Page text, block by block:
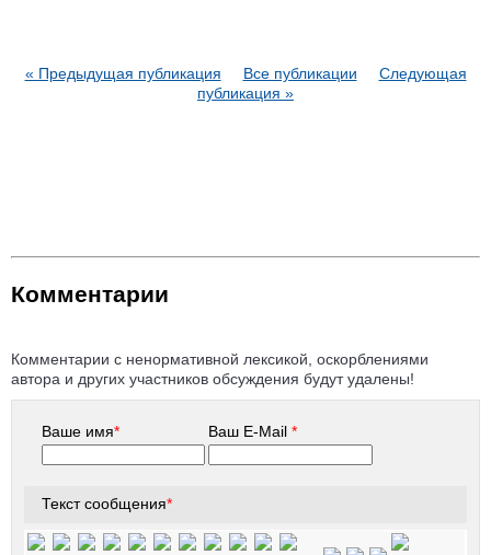
« Предыдущая публикация Все публикации
Следующая
публикация »
Комментарии
Комментарии с ненормативной лексикой, оскорблениями
автора и других участников обсуждения будут удалены!
Ваше имя* Ваш E-Mail*
Текст сообщения*